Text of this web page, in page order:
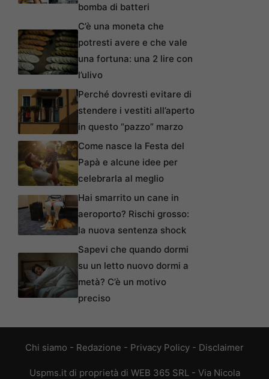
bomba di batteri
C’è una moneta che
potresti avere e che vale
una fortuna: una 2 lire con
l’ulivo
Perché dovresti evitare di
stendere i vestiti all’aperto
in questo “pazzo” marzo
Come nasce la Festa del
Papà e alcune idee per
celebrarla al meglio
Hai smarrito un cane in
aeroporto? Rischi grosso:
la nuova sentenza shock
Sapevi che quando dormi
su un letto nuovo dormi a
metà? C’è un motivo
preciso
Chi siamo - Redazione - Privacy Policy - Disclaimer
Uspms.it di proprietà di WEB 365 SRL - Via Nicola